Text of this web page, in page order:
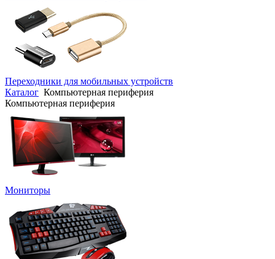
Переходники для мобильных устройств
Каталог Компьютерная периферия
Компьютерная периферия
Мониторы